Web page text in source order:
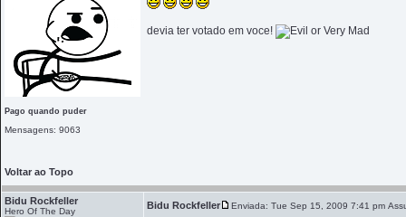
Pago quando puder
Mensagens: 9063
devia ter votado em voce!
Voltar ao Topo
Bidu Rockfeller
Hero Of The Day
Bidu Rockfeller Enviada: Tue Sep 15, 2009 7:41 pm